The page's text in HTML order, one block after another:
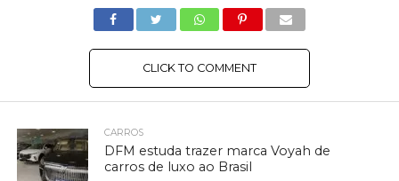
CLICK TO COMMENT
CARROS
DFM estuda trazer marca Voyah de
carros de luxo ao Brasil